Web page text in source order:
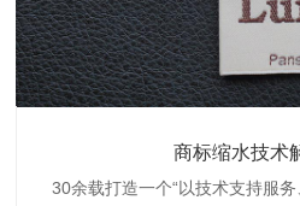
商标缩水技术
30余载打造一个“以技术支持服
织带商标防水
博准公司专注于织带商标防水
服装颜色不匀
博准是一家专注30余载设计研
纺织品
博准致力于成为纺织品商标阻